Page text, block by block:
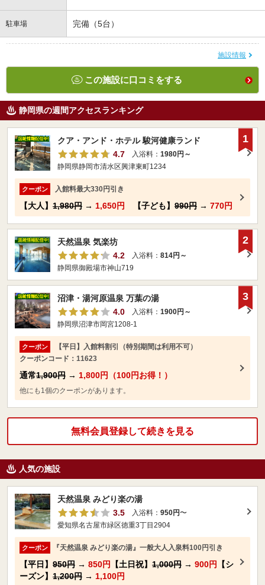
駐車場 完備（5台）
施設情報
この施設に口コミをする
静岡県の週間アクセスランキング
クア・アンド・ホテル 駿河健康ランド
4.7
入浴料： 1980円～
静岡県静岡市清水区興津東町1234
クーポン 入館料最大330円引き
【大人】 1,980円 → 1,650円 【子ども】 990円 → 770円
1
天然温泉 気楽坊
4.2
入浴料： 814円～
静岡県御殿場市神山719
2
沼津・湯河原温泉 万葉の湯
4.0
入浴料： 1900円～
静岡県沼津市岡宮1208-1
クーポン
【平日】入館料割引（特別期間は利用不可）
クーポンコード：11623
通常1,900円 → 1,800円（100円お得！）
他にも1個のクーポンがあります。
3
無料会員登録して続きを見る
人気の施設
天然温泉 みどり楽の湯
3.5
入浴料： 950円〜
愛知県名古屋市緑区徳重3丁目2904
クーポン 『天然温泉 みどり楽の湯』一般大人入泉料100円引き
【平日】 950円 → 850円 【土日祝】 1,000円 → 900円
【シ
ーズン】 1,200円 → 1,100円